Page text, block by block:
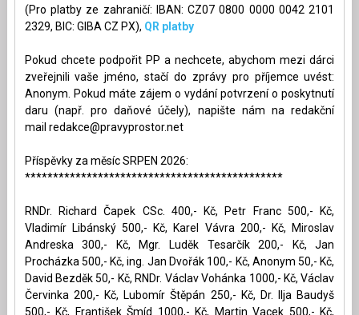
(Pro platby ze zahraničí: IBAN: CZ07 0800 0000 0042 2101
2329, BIC: GIBA CZ PX), QR platby
Pokud chcete podpořit PP a nechcete, abychom mezi dárci
zveřejnili vaše jméno, stačí do zprávy pro příjemce uvést:
Anonym. Pokud máte zájem o vydání potvrzení o poskytnutí
daru (např. pro daňové účely), napište nám na redakční
mail redakce@pravyprostor.net
Příspěvky za měsíc SRPEN 2026:
**********************************************
RNDr. Richard Čapek CSc. 400,- Kč, Petr Franc 500,- Kč,
Vladimír Libánský 500,- Kč, Karel Vávra 200,- Kč, Miroslav
Andreska 300,- Kč, Mgr. Luděk Tesarčík 200,- Kč, Jan
Procházka 500,- Kč, ing. Jan Dvořák 100,- Kč, Anonym 50,- Kč,
David Bezděk 50,- Kč, RNDr. Václav Vohánka 1000,- Kč, Václav
Červinka 200,- Kč, Lubomír Štěpán 250,- Kč, Dr. Ilja Baudyš
500,- Kč, František Šmíd 1000,- Kč, Martin Vacek 500,- Kč,